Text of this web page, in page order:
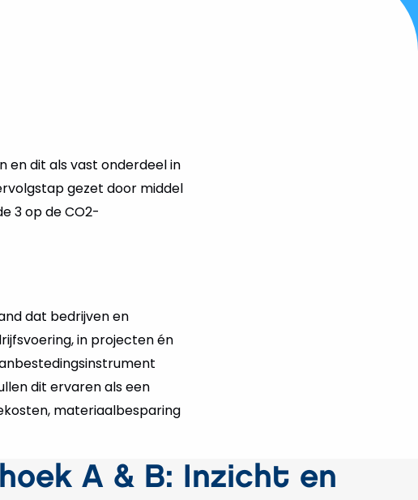
en dit als vast onderdeel in
gezet door middel
3 op de CO2-
dat bedrijven en
in projecten én
dit ervaren als een
materiaalbesparing
A & B: Inzicht en